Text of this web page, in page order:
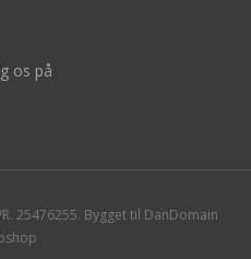
os på
25476255. Bygget til DanDomain